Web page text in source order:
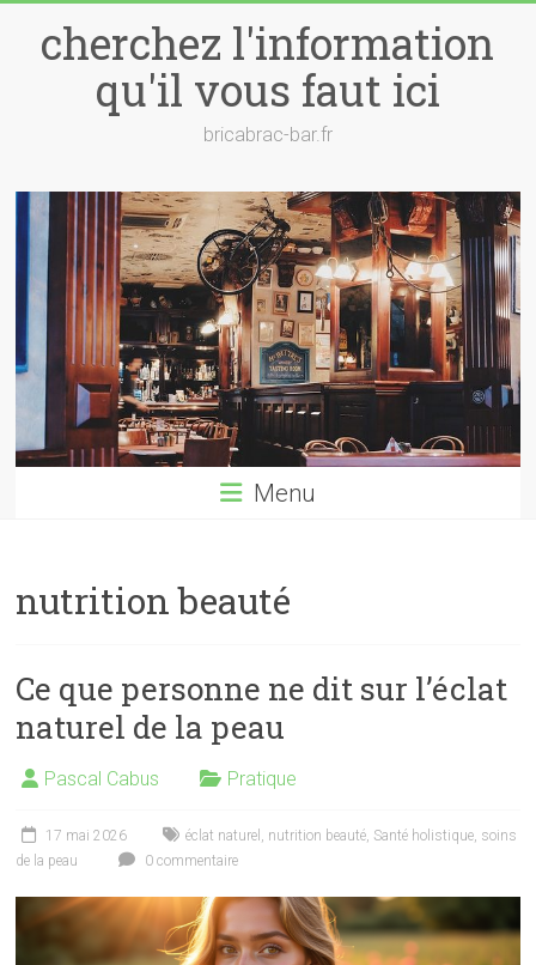
contentcherchez l'information
qu'il vous faut ici
bricabrac-bar.fr
Menu
nutrition beauté
Ce que personne ne dit sur l’éclat
naturel de la peau
Pascal Cabus Pratique
17 mai 2026 éclat naturel nutrition beauté Santé holistique soins
de la peau
0 commentaire